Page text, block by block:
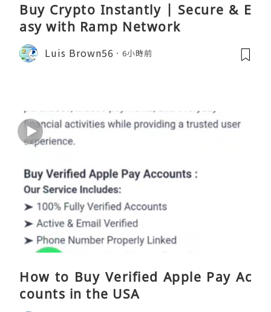
Buy Crypto Instantly | Secure & E
asy with Ramp Network
Luis Brown56 6小時前
How to Buy Verified Apple Pay Ac
counts in the USA